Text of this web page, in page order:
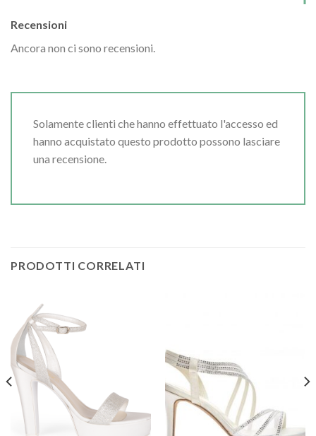
Recensioni
Ancora non ci sono recensioni.
Solamente clienti che hanno effettuato l'accesso ed
hanno acquistato questo prodotto possono lasciare
una recensione.
PRODOTTI CORRELATI